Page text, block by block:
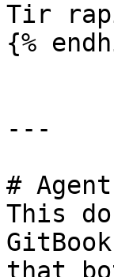
Tir
{%
---
#
This
that